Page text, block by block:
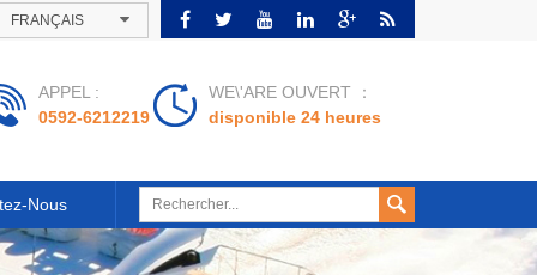
FRANÇAIS
APPEL :
0592-6212219
WE\'ARE OUVERT ：
disponible 24 heures
Nous